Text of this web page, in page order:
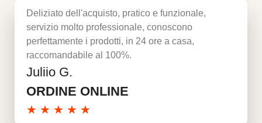
Deliziato dell'acquisto, pratico e funzionale,
servizio molto professionale, conoscono
perfettamente i prodotti, in 24 ore a casa,
raccomandabile al 100%.
Juliio G.
ORDINE ONLINE
★ ★ ★ ★ ★